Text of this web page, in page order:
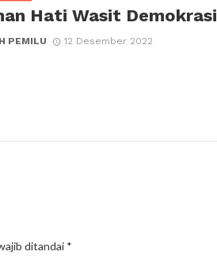
Hati Wasit Demokrasi
PEMILU 12 Desember 2022
ditandai *